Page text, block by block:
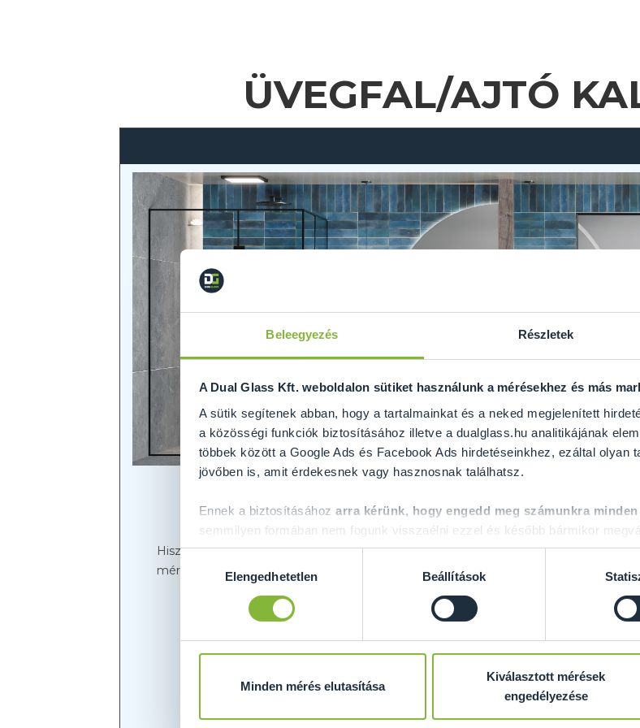
Beleegyezés Részletek
A Dual Glass Kft. weboldalon sütiket használunk a mérésekhez és más
A sütik segítenek abban, hogy a tartalmainkat és a neked megjelenített
a közösségi funkciók biztosításához illetve a dualglass.hu analitikájának
többek között a Google Ads és Facebook Ads hirdetéseinkhez, ezáltal olyan
jövőben is, amit érdekesnek vagy hasznosnak találhatsz.
Ennek a biztosításához arra kérünk, hogy engedd meg számunkra
semmilyen formában nem fogunk visszaélni ezzel és később bármikor
Előre is köszönjük!
Hozzájárulás
kiválasztásaElengedhetetlen Beállítások
Minden mérés elutasítása
Kiválasztott mérések
engedélyezése
ÜVEGFAL/AJTÓ
GRATULÁLUNK ÖNNEK
Hiszen egy lépéssel közelebb került álmai üvegajtajának megvalósításához! A
méreteit, illetve igény szerint extra kiegészítőket is rakhat hozzá. Emellett
Mivel nyújt többet a Dual Glass?
10 ÉV GARANCIÁTadunk a fém
partnerektől.
Maximális léghangátlás akár 39 dB-ig
Gyors és professzionálisfelmérés és